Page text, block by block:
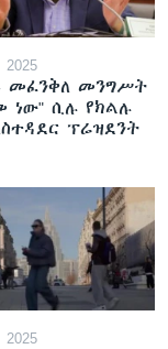
መፈንቅለ መንግሥት
ነው" ሲሉ የክልሉ
ፕሬዝደንት